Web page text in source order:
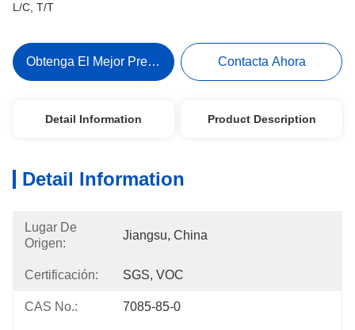
L/C, T/T
Obtenga El Mejor Precio Contacta Ahora
Detail Information Product Description
Detail Information
Lugar De
Origen:
Jiangsu, China
Certificación: SGS, VOC
CAS No.: 7085-85-0